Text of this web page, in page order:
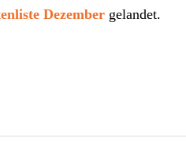
Dezember gelandet.